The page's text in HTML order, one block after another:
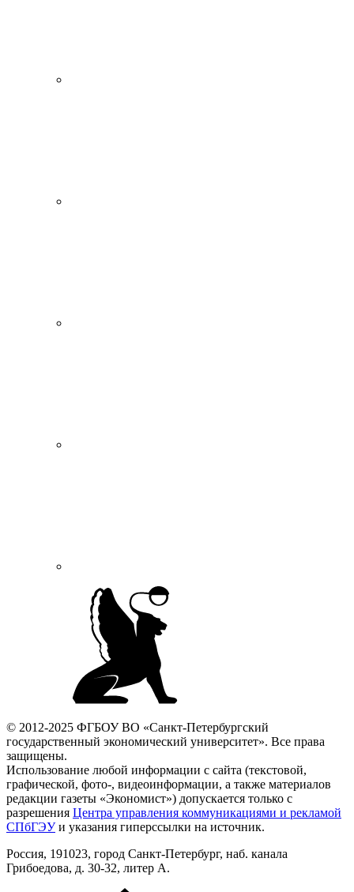
© 2012-2025 ФГБОУ ВО «Санкт-Петербургский
государственный экономический университет». Все права
защищены.
Использование любой информации с сайта (текстовой,
графической, фото-, видеоинформации, а также материалов
редакции газеты «Экономист») допускается только с
разрешения Центра управления коммуникациями и рекламой
СПбГЭУи указания гиперссылки на источник.
Россия, 191023, город Санкт-Петербург, наб. канала
Грибоедова, д. 30-32, литер А.